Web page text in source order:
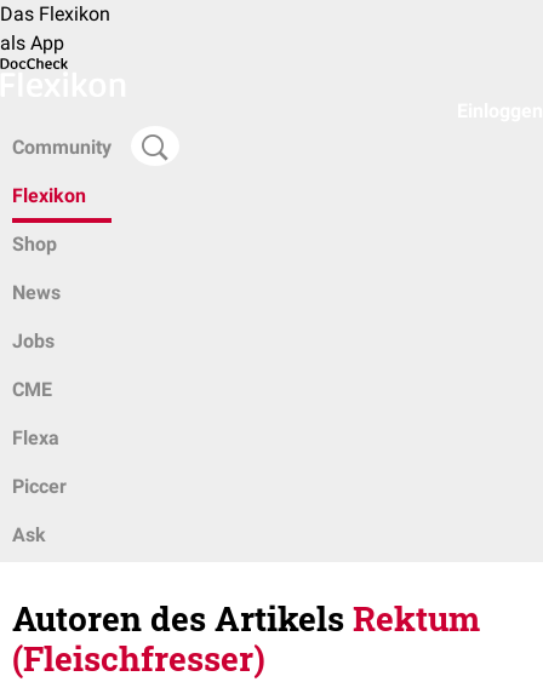
Das Flexikon
als App
Community
Flexikon
Shop
News
Jobs
CME
Flexa
Piccer
Ask
Autoren des ArtikelsRektum
(Fleischfresser)